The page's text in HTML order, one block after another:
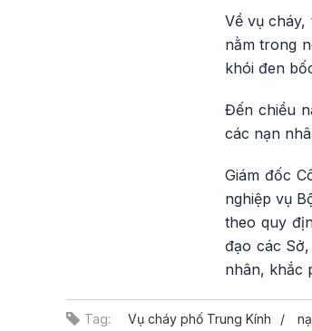
Về vụ
nằm trong
khói đen
Đến chiều
các nạn
Giám đốc
nghiệp vụ
theo quy
đạo các
nhân, khắc
Tag: Vụ cháy phố Trung Kính